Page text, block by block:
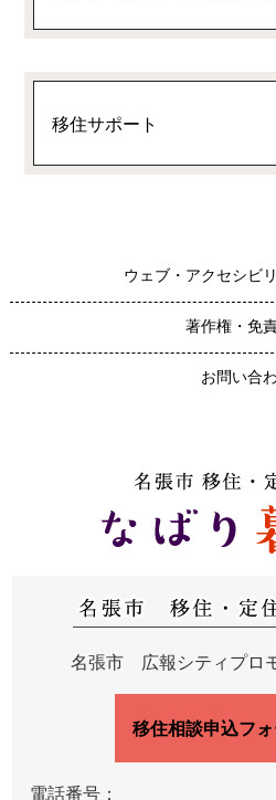
移住サポート
ウェブ・アクセシビ
著作権・免
お問い合
名張市 広報シティプロ
移住相談申込フ
電話番号：